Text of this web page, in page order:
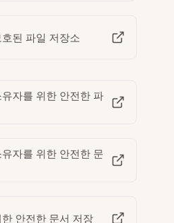
된 파일 저장소
자를 위한 안전한 파
자를 위한 안전한 문
안전한 문서 저장